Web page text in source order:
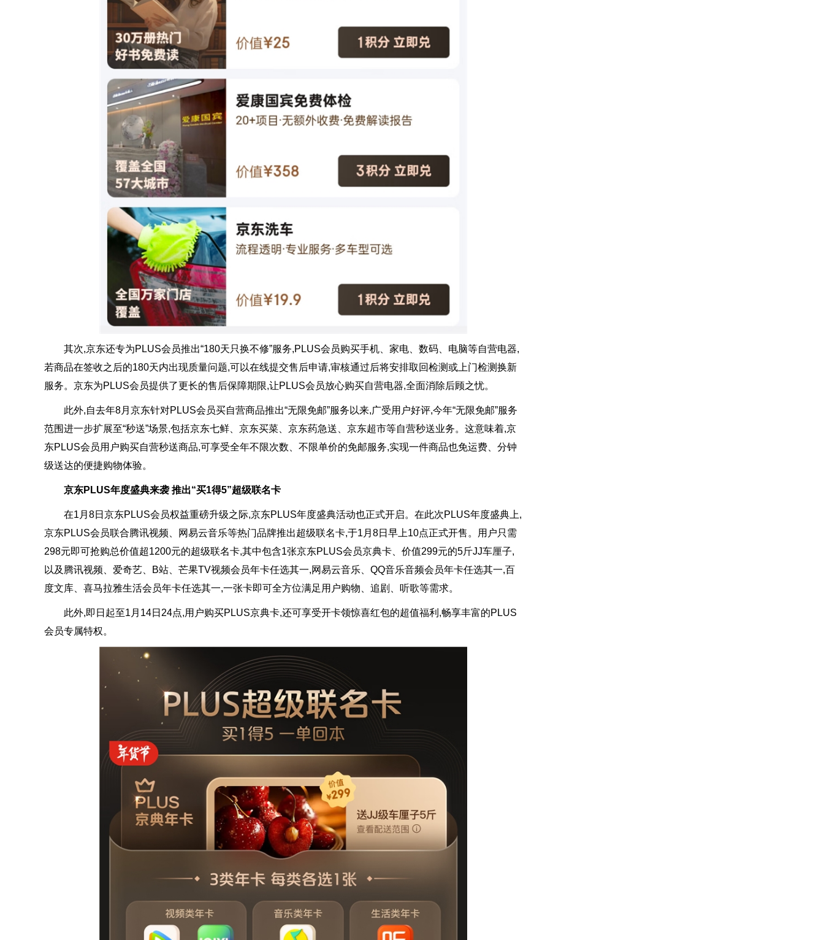
其次,京东还专为PLUS会员推出“180天只换不修”服务,PLUS会员购买手机、家电、数码、电脑等自营电器,
若商品在签收之后的180天内出现质量问题,可以在线提交售后申请,审核通过后将安排取回检测或上门检测换新
服务。京东为PLUS会员提供了更长的售后保障期限,让PLUS会员放心购买自营电器,全面消除后顾之忧。
此外,自去年8月京东针对PLUS会员买自营商品推出“无限免邮”服务以来,广受用户好评,今年“无限免邮”服务
范围进一步扩展至“秒送”场景,包括京东七鲜、京东买菜、京东药急送、京东超市等自营秒送业务。这意味着,京
东PLUS会员用户购买自营秒送商品,可享受全年不限次数、不限单价的免邮服务,实现一件商品也免运费、分钟
级送达的便捷购物体验。
京东PLUS年度盛典来袭 推出“买1得5”超级联名卡
在1月8日京东PLUS会员权益重磅升级之际,京东PLUS年度盛典活动也正式开启。在此次PLUS年度盛典上,
京东PLUS会员联合腾讯视频、网易云音乐等热门品牌推出超级联名卡,于1月8日早上10点正式开售。用户只需
298元即可抢购总价值超1200元的超级联名卡,其中包含1张京东PLUS会员京典卡、价值299元的5斤JJ车厘子,
以及腾讯视频、爱奇艺、B站、芒果TV视频会员年卡任选其一,网易云音乐、QQ音乐音频会员年卡任选其一,百
度文库、喜马拉雅生活会员年卡任选其一,一张卡即可全方位满足用户购物、追剧、听歌等需求。
此外,即日起至1月14日24点,用户购买PLUS京典卡,还可享受开卡领惊喜红包的超值福利,畅享丰富的PLUS
会员专属特权。